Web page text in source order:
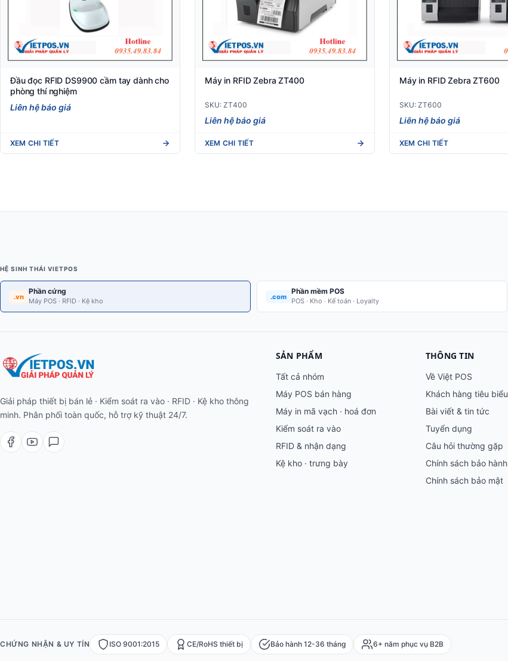
Đầu đọc RFID DS9900 cầm tay dành cho
phòng thí nghiệm
Liên hệ báo giá
XEM CHI TIẾT
Máy in RFID Zebra ZT400
SKU: ZT400
Liên hệ báo giá
XEM CHI TIẾT
Máy in RFID Zebra ZT600
SKU: ZT600
Liên hệ báo giá
XEM CHI TIẾT
HỆ SINH THÁI VIETPOS
.vn
Phần cứng
Máy POS · RFID · Kệ kho
.com
Phần mềm POS
POS · Kho · Kế toán · Loyalty
Giải pháp thiết bị bán lẻ · Kiểm soát ra vào · RFID · Kệ kho thông
minh. Phân phối toàn quốc, hỗ trợ kỹ thuật 24/7.
SẢN PHẨM
Tất cả nhóm
Máy POS bán hàng
Máy in mã vạch · hoá đơn
Kiểm soát ra vào
RFID & nhận dạng
Kệ kho · trưng bày
THÔNG TIN
Về Việt POS
Khách hàng tiêu biểu
Bài viết & tin tức
Tuyển dụng
Câu hỏi thường gặp
Chính sách bảo hành
Chính sách bảo mật
CHỨNG NHẬN & UY TÍN ISO 9001:2015 CE/RoHS thiết bị Bảo hành 12-36 tháng 6+ năm phục vụ B2B